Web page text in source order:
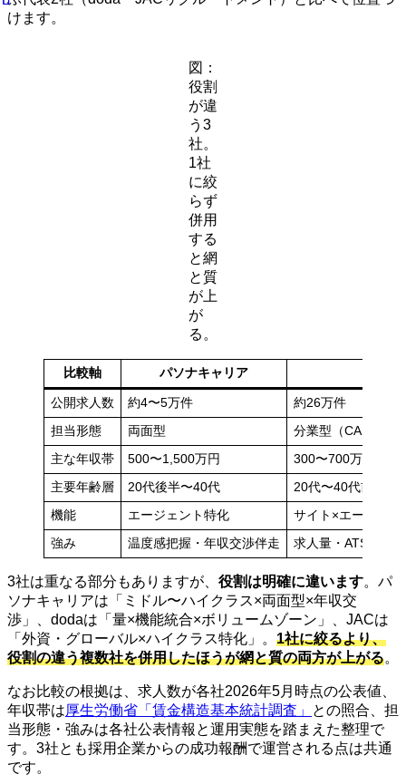
けます。
図：
役割
が違
う3
社。
1社
に絞
らず
併用
する
と網
と質
が上
が
る。
比較軸 パソナキャリア
公開求人数 約4〜5万件 約26万件
担当形態 両面型 分業型（CAとRA
主な年収帯 500〜1,500万円 300〜700万円
主要年齢層 20代後半〜40代 20代〜40代前半
機能 エージェント特化 サイト×エージェ
強み 温度感把握・年収交渉伴走 求人量・ATSフィ
3社は重なる部分もありますが、 役割は明確に違います。パ
ソナキャリアは「ミドル〜ハイクラス×両面型×年収交
渉」、dodaは「量×機能統合×ボリュームゾーン」、JACは
「外資・グローバル×ハイクラス特化」。 1社に絞るより、
役割の違う複数社を併用したほうが網と質の両方が上がる。
なお比較の根拠は、求人数が各社2026年5月時点の公表値、
年収帯は厚生労働省「賃金構造基本統計調査」
との照合、担
当形態・強みは各社公表情報と運用実態を踏まえた整理で
す。3社とも採用企業からの成功報酬で運営される点は共通
です。